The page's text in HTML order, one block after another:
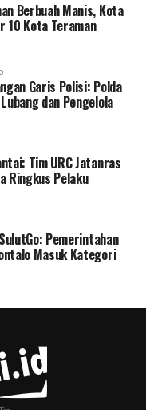
Berbuah Manis, Kota
10 Kota Teraman
Garis Polisi: Polda
dan Pengelola
Tim URC Jatanras
Ringkus Pelaku
Pemerintahan
Masuk Kategori